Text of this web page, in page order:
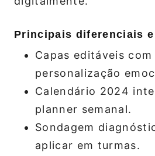
Principais diferenciais
Capas editáveis
personalização
Calendário 2024
planner semanal.
Sondagem
aplicar em turmas.